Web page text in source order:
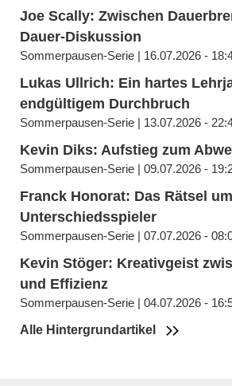
Joe Scally: Zwischen
Dauer-Diskussion
Sommerpausen-Serie | 16.07.2026 -
Lukas Ullrich: Ein hartes
endgültigem Durchbruch
Sommerpausen-Serie | 13.07.2026 -
Kevin Diks: Aufstieg zum
Sommerpausen-Serie | 09.07.2026 -
Franck Honorat: Das Rätsel
Unterschiedsspieler
Sommerpausen-Serie | 07.07.2026 -
Kevin Stöger: Kreativgeist
und Effizienz
Sommerpausen-Serie | 04.07.2026 -
Alle Hintergrundartikel